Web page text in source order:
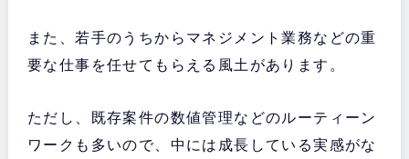
また、若手のうちからマネジメント業務などの重
要な仕事を任せてもらえる風土があります。
ただし、既存案件の数値管理などのルーティーン
ワークも多いので、中には成長している実感がな